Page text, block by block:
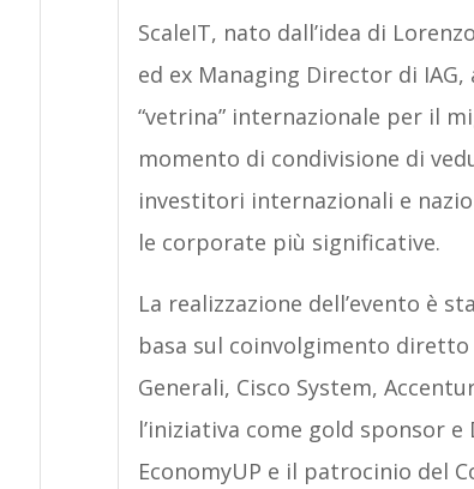
ScaleIT, nato dall’idea di
ed ex Managing Director di
“vetrina” internazionale per il
momento di condivisione di
investitori internazionali e
le corporate più significative.
La realizzazione dell’evento è
basa sul coinvolgimento
Generali, Cisco System,
l’iniziativa come gold sponsor
EconomyUP e il patrocinio del